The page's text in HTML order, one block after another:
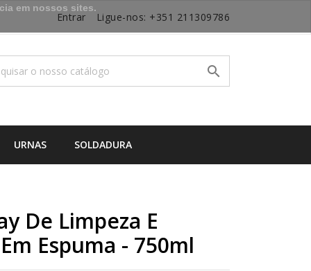
Entrar Ligue-nos: +351 211309786

URNAS SOLDADURA
De Limpeza E
Espuma - 750ml
em nossos sites.